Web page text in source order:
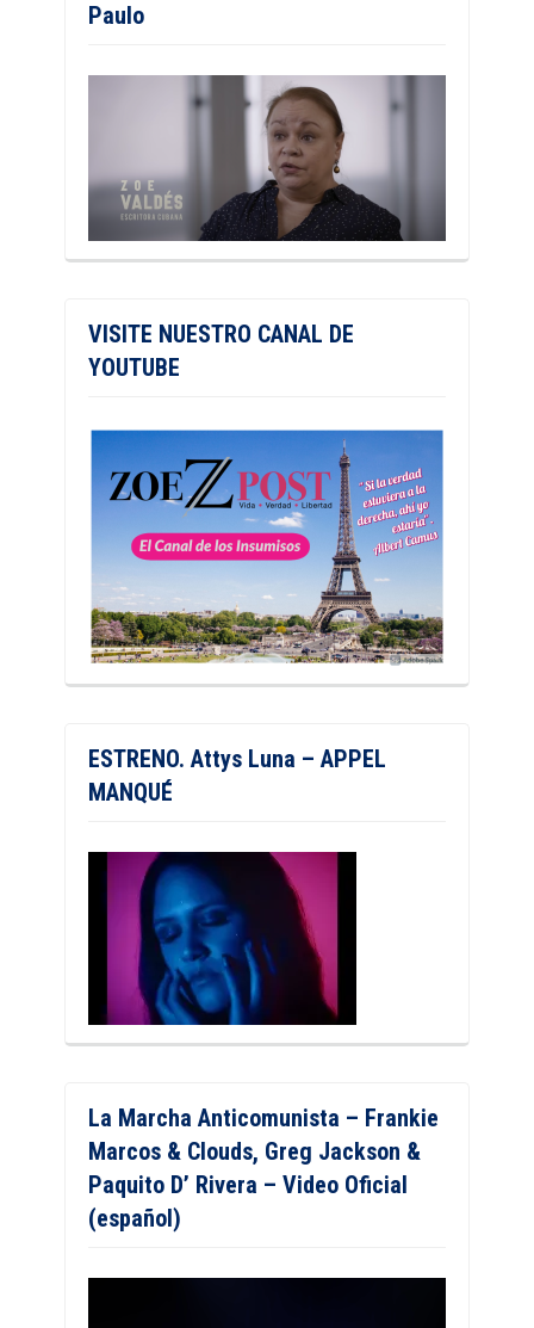
Paulo
VISITE NUESTRO CANAL DE
YOUTUBE
ESTRENO. Attys Luna – APPEL
MANQUÉ
La Marcha Anticomunista – Frankie
Marcos & Clouds, Greg Jackson &
Paquito D’ Rivera – Video Oficial
(español)